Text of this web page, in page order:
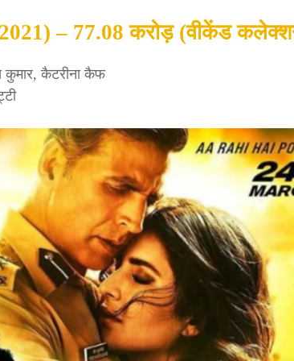
– 77.08 करोड़ (वीकेंड
कुमार, कैटरीना कैफ